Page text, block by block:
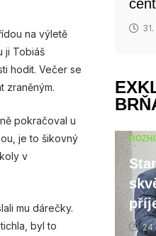
na výletě
ji Tobiáš
hodit. Večer se
zraněným.
pokračoval u
je to šikovný
v
mu dárečky.
byl to
24